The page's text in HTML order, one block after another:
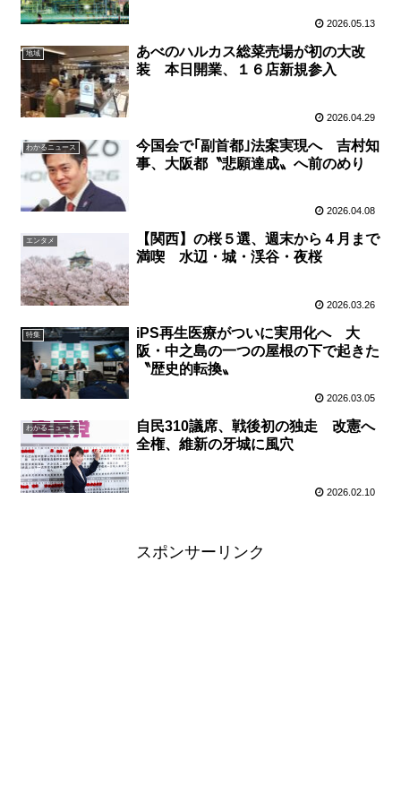
2026.05.13
地域
あべのハルカス総菜売場が初の大改
装 本日開業、１６店新規参入
2026.04.29
わかるニュース
今国会で｢副首都｣法案実現へ 吉村知
事、大阪都〝悲願達成〟へ前のめり
2026.04.08
エンタメ
【関西】の桜５選、週末から４月まで
満喫 水辺・城・渓谷・夜桜
2026.03.26
特集
iPS再生医療がついに実用化へ 大
阪・中之島の一つの屋根の下で起きた
〝歴史的転換〟
2026.03.05
わかるニュース
自民310議席、戦後初の独走 改憲へ
全権、維新の牙城に風穴
2026.02.10
スポンサーリンク